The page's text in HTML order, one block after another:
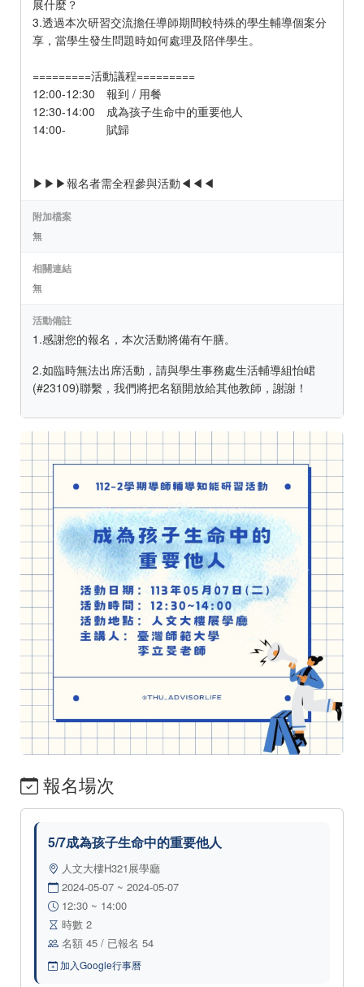
展什麼？
3.透過本次研習交流擔任導師期間較特殊的學生輔導個案分
享，當學生發生問題時如何處理及陪伴學生。
=========活動議程=========
12:00-12:30 報到 / 用餐
12:30-14:00 成為孩子生命中的重要他人
14:00- 賦歸
▶▶▶報名者需全程參與活動◀◀◀
附加檔案
無
相關連結
無
活動備註
1.感謝您的報名，本次活動將備有午膳。
2.如臨時無法出席活動，請與學生事務處生活輔導組怡峮
(#23109)聯繫，我們將把名額開放給其他教師，謝謝！
報名場次
5/7成為孩子生命中的重要他人
人文大樓H321展學廳
2024-05-07 ~ 2024-05-07
12:30 ~ 14:00
時數 2
名額 45 / 已報名 54
加入Google行事曆